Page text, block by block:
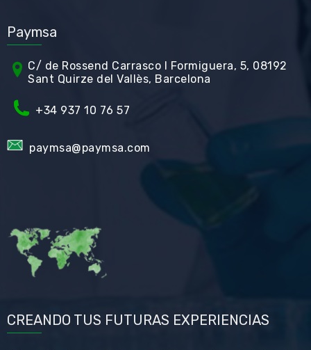
Paymsa
C/ de Rossend Carrasco I Formiguera, 5, 08192
Sant Quirze del Vallès, Barcelona
+34 937 10 76 57
paymsa@paymsa.com
CREANDO TUS FUTURAS EXPERIENCIAS